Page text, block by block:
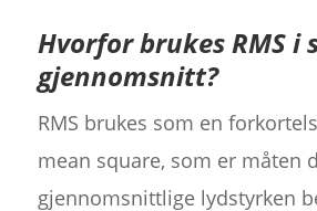
Hvorfor brukes RMS i
gjennomsnitt?
RMS brukes som en
mean square, som er måten
gjennomsnittlige lydstyrken